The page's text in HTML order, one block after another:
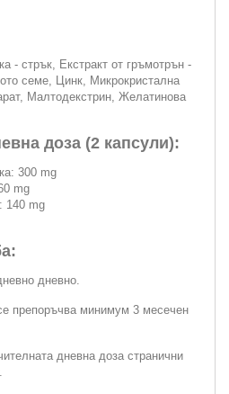
- стрък, Екстракт от гръмотрън -
семе, Цинк, Микрокристална
Малтодекстрин, Желатинова
доза (2 капсули):
300 mg
mg
140 mg
дневно.
препоръчва минимум 3 месечен
дневна доза странични